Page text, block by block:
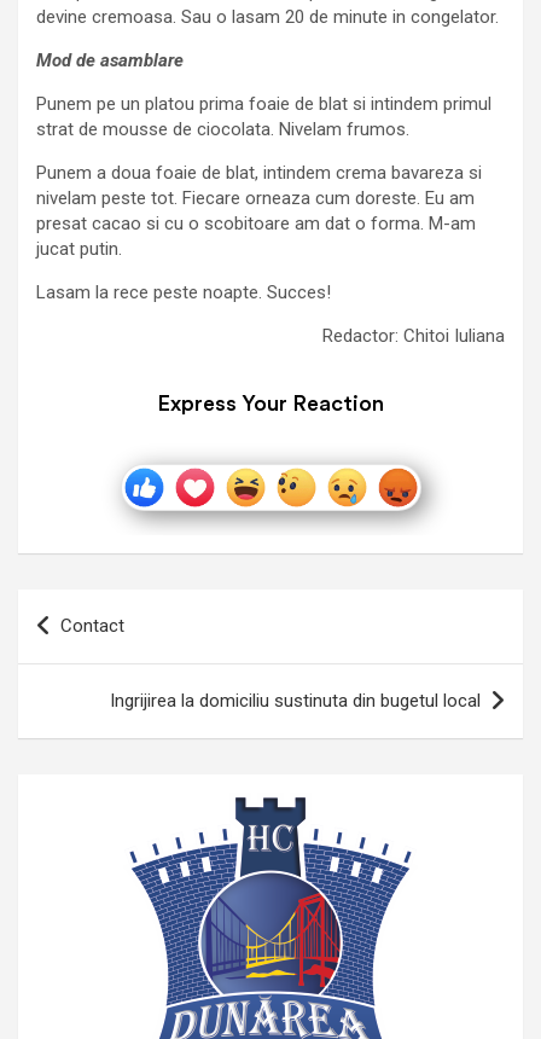
devine cremoasa. Sau o lasam 20 de minute in congelator.
Mod de asamblare
Punem pe un platou prima foaie de blat si intindem primul
strat de mousse de ciocolata. Nivelam frumos.
Punem a doua foaie de blat, intindem crema bavareza si
nivelam peste tot. Fiecare orneaza cum doreste. Eu am
presat cacao si cu o scobitoare am dat o forma. M-am
jucat putin.
Lasam la rece peste noapte. Succes!
Redactor: Chitoi Iuliana
Express Your Reaction
Navigare
articole
Contact
Ingrijirea la domiciliu sustinuta din bugetul local